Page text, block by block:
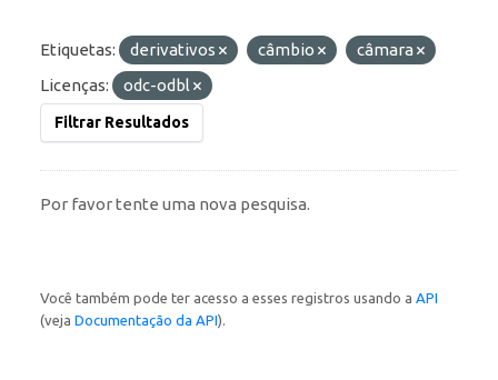
Etiquetas: derivativos câmbio
câmara
Licenças:
odc-odbl
Filtrar Resultados
Por favor tente uma nova pesquisa.
Você também pode ter acesso a esses registros usando a API
(veja Documentação da API).